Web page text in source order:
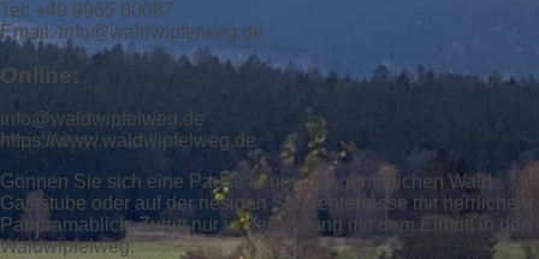
Tel: +49 9965 80087
Email: info@waldwipfelweg.de
Online:
info@waldwipfelweg.de
https://www.waldwipfelweg.de
Gönnen Sie sich eine Pause in unserer gemütlichen Wald-
Gaststube oder auf der riesigen Sonnenterrasse mit herrlichem
Panoramablick. Zutritt nur in Verbindung mit dem Eintritt in den
Waldwipfelweg.